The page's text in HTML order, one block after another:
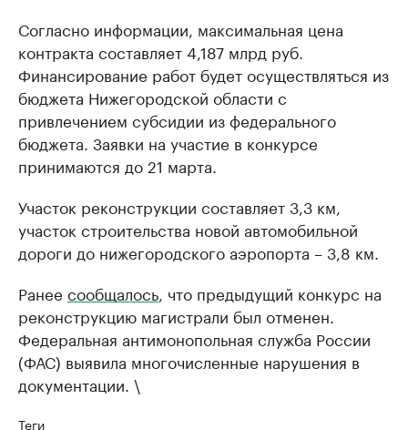
Согласно информации, максимальная цена
контракта составляет 4,187 млрд руб.
Финансирование работ будет осуществляться из
бюджета Нижегородской области с
привлечением субсидии из федерального
бюджета. Заявки на участие в конкурсе
принимаются до 21 марта.
Участок реконструкции составляет 3,3 км,
участок строительства новой автомобильной
дороги до нижегородского аэропорта – 3,8 км.
Ранее сообщалось , что предыдущий конкурс на
реконструкцию магистрали был отменен.
Федеральная антимонопольная служба России
(ФАС) выявила многочисленные нарушения в
документации. \
Теги